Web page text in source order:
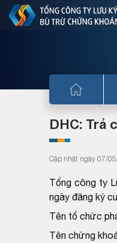
DHC: Trả
Cập nhật ngày 07/
Tổng công ty
ngày đăng ký
Tên tổ chức
Tên chứng